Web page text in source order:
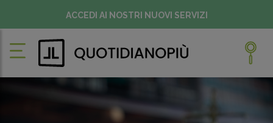
ACCEDI AI NOSTRI NUOVI SERVIZI